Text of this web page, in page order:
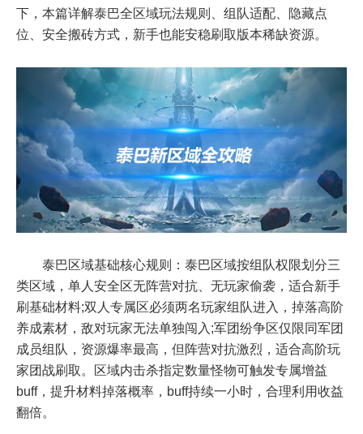
下，本篇详解泰巴全区域玩法规则、组队适配、隐藏点
位、安全搬砖方式，新手也能安稳刷取版本稀缺资源。
泰巴区域基础核心规则：泰巴区域按组队权限划分三
类区域，单人安全区无阵营对抗、无玩家偷袭，适合新手
刷基础材料;双人专属区必须两名玩家组队进入，掉落高阶
养成素材，敌对玩家无法单独闯入;军团纷争区仅限同军团
成员组队，资源爆率最高，但阵营对抗激烈，适合高阶玩
家团战刷取。区域内击杀指定数量怪物可触发专属增益
buff，提升材料掉落概率，buff持续一小时，合理利用收益
翻倍。